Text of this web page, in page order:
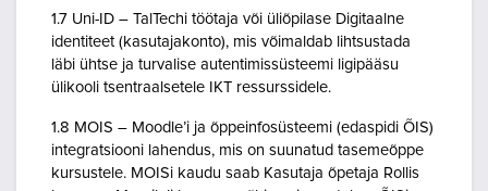
1.7 Uni-ID – TalTechi töötaja või üliõpilase Digitaalne
identiteet (kasutajakonto), mis võimaldab lihtsustada
läbi ühtse ja turvalise autentimissüsteemi ligipääsu
ülikooli tsentraalsetele IKT ressurssidele.
1.8 MOIS – Moodle’i ja õppeinfosüsteemi (edaspidi ÕIS)
integratsiooni lahendus, mis on suunatud tasemeõppe
kursustele. MOISi kaudu saab Kasutaja õpetaja Rollis